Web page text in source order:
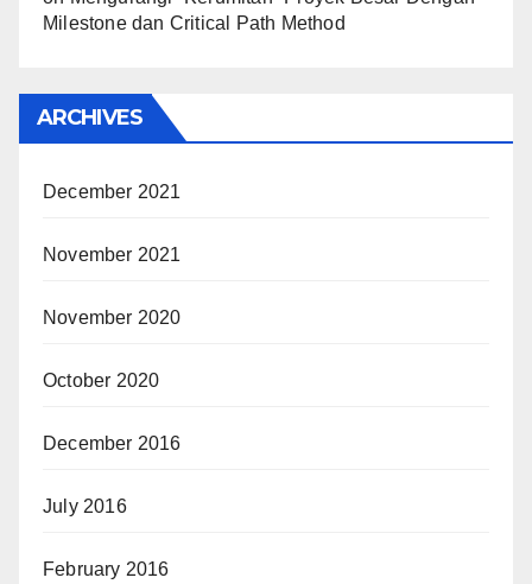
Milestone dan Critical Path Method
ARCHIVES
December 2021
November 2021
November 2020
October 2020
December 2016
July 2016
February 2016